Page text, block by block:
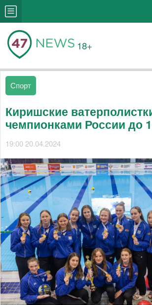
18+
Спорт
Киришские
чемпионками России до
19:00 20.04.2024